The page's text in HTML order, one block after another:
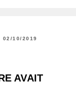
02/10/2019
AVAIT